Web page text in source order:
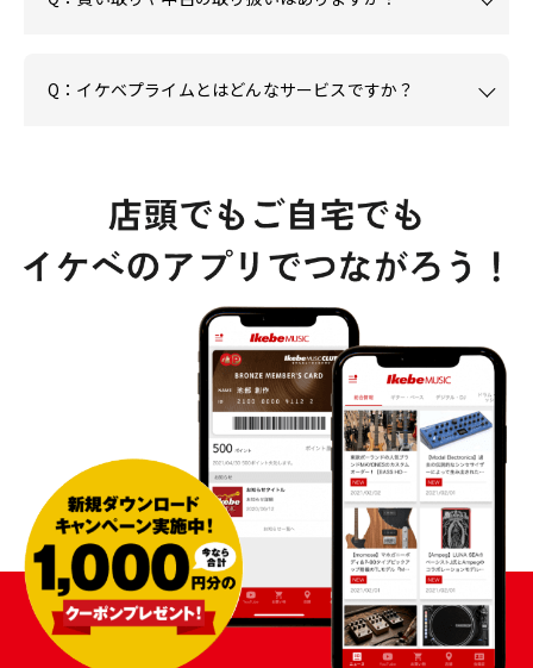
Q：イケベプライムとはどんなサービスですか？